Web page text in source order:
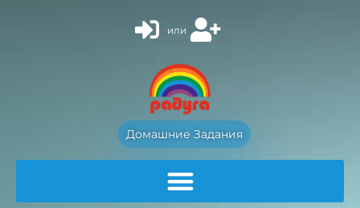
или
Домашние Задания